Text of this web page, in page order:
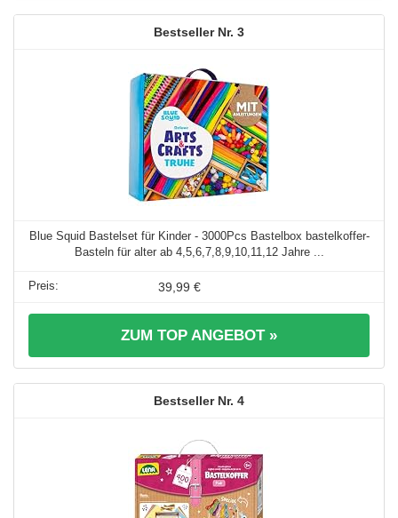
3
Blue Squid Bastelset für Kinder - 3000Pcs Bastelbox bastelkoffer-
Basteln für alter ab 4,5,6,7,8,9,10,11,12 Jahre ...
39,99 €
ZUM TOP ANGEBOT »
4